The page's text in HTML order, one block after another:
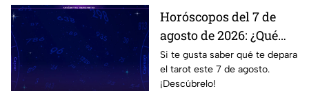
Horóscopos del 7 de
agosto de 2026: ¿Qué
revelan las cartas del
tarot?
Si te gusta saber qué te depara
el tarot este 7 de agosto.
¡Descúbrelo!